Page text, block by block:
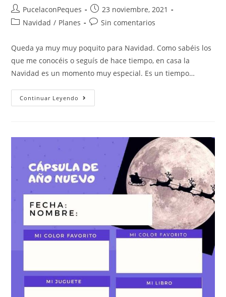
PucelaconPeques
23 noviembre, 2021
Navidad / Planes Sin comentarios
Queda ya muy muy poquito para Navidad. Como sabéis los
que me conocéis o seguís de hace tiempo, en casa la
Navidad es un momento muy especial. Es un tiempo…
Continuar Leyendo